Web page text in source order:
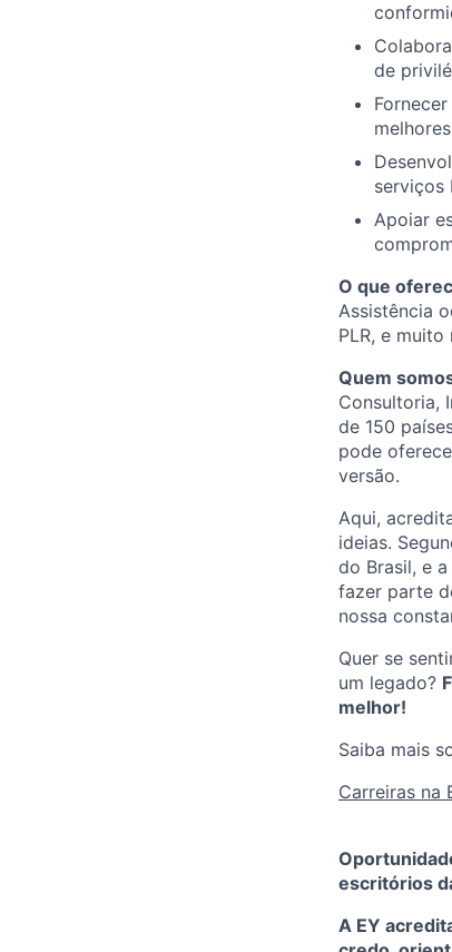
de
serviços
Apoiar
O que
Assistência
PLR, e muito
Quem
Consultoria,
de 150
pode
versão.
Aqui,
ideias.
do Brasil, e
fazer parte
nossa
Quer se
um legado?
melhor!
Saiba mais
Carreiras na
escritórios
A EY